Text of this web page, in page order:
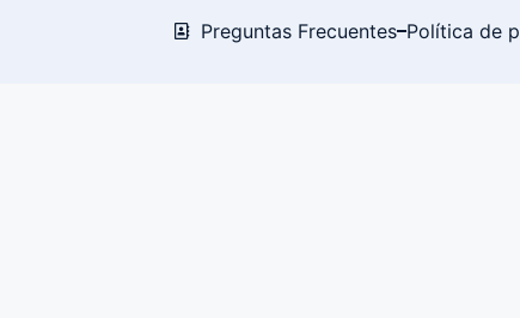
Preguntas Frecuentes Política de